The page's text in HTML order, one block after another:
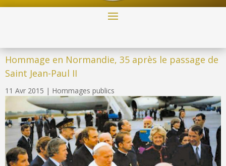
Hommage en Normandie, 35 après le passage de
Saint Jean-Paul II
11 Avr 2015 | Hommages publics